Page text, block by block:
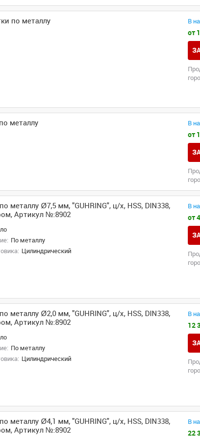
по металлу В
от
металлу В
от
металлу Ø7,5 мм, "GUHRING", ц/х, HSS, DIN338,
Артикул №:8902
По металлу
Цилиндрический
В
от
металлу Ø2,0 мм, "GUHRING", ц/х, HSS, DIN338,
Артикул №:8902
По металлу
Цилиндрический
В
12
металлу Ø4,1 мм, "GUHRING", ц/х, HSS, DIN338,
Артикул №:8902
В
22